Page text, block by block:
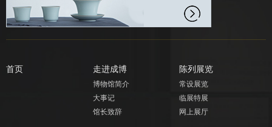
首页 走进成博
博物馆简介
大事记
馆长致辞
陈列展览
常设展览
临展特展
网上展厅